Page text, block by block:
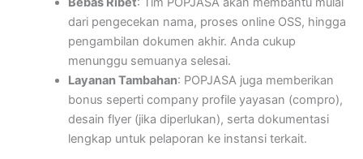
dari pengecekan nama, proses online OSS, hingga
pengambilan dokumen akhir. Anda cukup
menunggu semuanya selesai.
Layanan Tambahan: POPJASA juga memberikan
bonus seperti company profile yayasan (compro),
desain flyer (jika diperlukan), serta dokumentasi
lengkap untuk pelaporan ke instansi terkait.